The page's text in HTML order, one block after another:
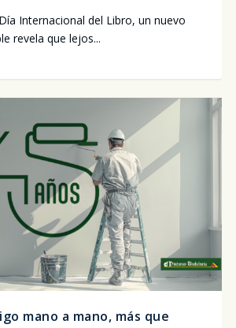
Inter­na­cio­nal del Libro, un nue­vo
reve­la que lejos...
mano a mano, más que